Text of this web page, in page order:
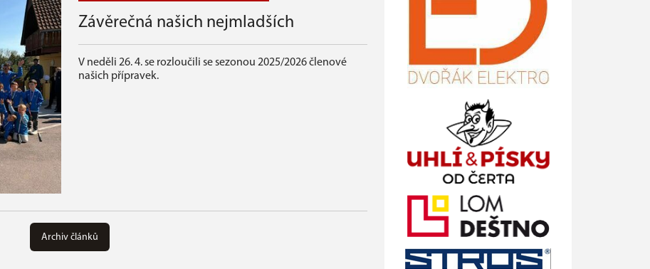
Závěrečná našich nejmladších
V neděli 26. 4. se rozloučili se sezonou 2025/2026 členové
našich přípravek.
Archiv článků